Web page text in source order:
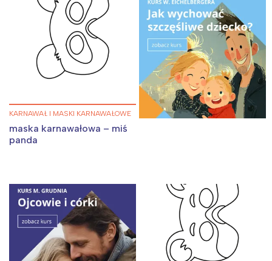
KARNAWAŁ I MASKI KARNAWAŁOWE
maska karnawałowa – miś
panda